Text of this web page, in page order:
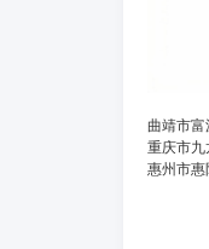
曲靖市富
重庆市九
惠州市惠